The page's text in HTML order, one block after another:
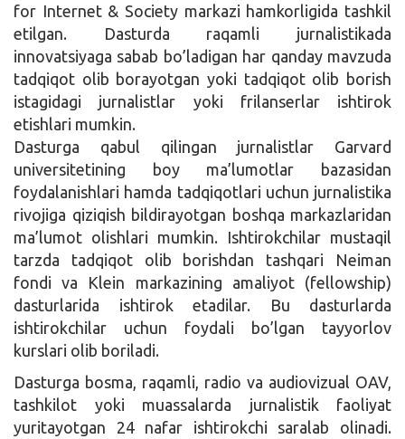
for Internet & Society markazi hamkorligida tashkil
etilgan. Dasturda raqamli jurnalistikada
innovatsiyaga sabab bo’ladigan har qanday mavzuda
tadqiqot olib borayotgan yoki tadqiqot olib borish
istagidagi jurnalistlar yoki frilanserlar ishtirok
etishlari mumkin.
Dasturga qabul qilingan jurnalistlar Garvard
universitetining boy ma’lumotlar bazasidan
foydalanishlari hamda tadqiqotlari uchun jurnalistika
rivojiga qiziqish bildirayotgan boshqa markazlaridan
ma’lumot olishlari mumkin. Ishtirokchilar mustaqil
tarzda tadqiqot olib borishdan tashqari Neiman
fondi va Klein markazining amaliyot (fellowship)
dasturlarida ishtirok etadilar. Bu dasturlarda
ishtirokchilar uchun foydali bo’lgan tayyorlov
kurslari olib boriladi.
Dasturga bosma, raqamli, radio va audiovizual OAV,
tashkilot yoki muassalarda jurnalistik faoliyat
yuritayotgan 24 nafar ishtirokchi saralab olinadi.